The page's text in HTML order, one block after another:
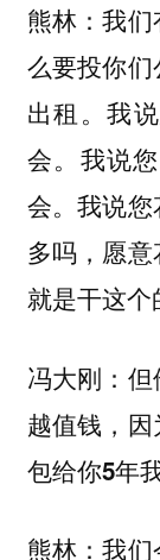
熊林：我们
么要投你
出租。我
会。我说
会。我说
多吗，愿
就是干这个
冯大刚：
越值钱，
包给你5年
熊林：我们